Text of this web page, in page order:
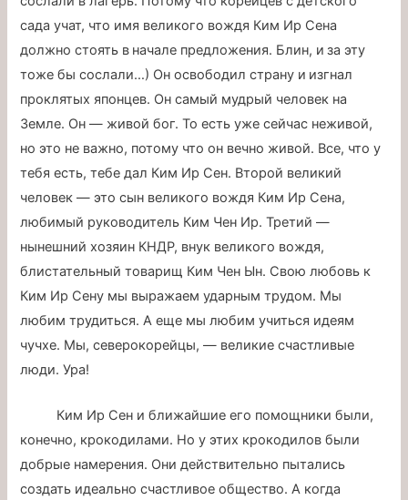
сада учат, что имя великого вождя Ким Ир Сена
должно стоять в начале предложения. Блин, и за эту
тоже бы сослали…) Он освободил страну и изгнал
проклятых японцев. Он самый мудрый человек на
Земле. Он — живой бог. То есть уже сейчас неживой,
но это не важно, потому что он вечно живой. Все, что у
тебя есть, тебе дал Ким Ир Сен. Второй великий
человек — это сын великого вождя Ким Ир Сена,
любимый руководитель Ким Чен Ир. Третий —
нынешний хозяин КНДР, внук великого вождя,
блистательный товарищ Ким Чен Ын. Свою любовь к
Ким Ир Сену мы выражаем ударным трудом. Мы
любим трудиться. А еще мы любим учиться идеям
чучхе. Мы, северокорейцы, — великие счастливые
люди. Ура!
Ким Ир Сен и ближайшие его помощники были,
конечно, крокодилами. Но у этих крокодилов были
добрые намерения. Они действительно пытались
создать идеально счастливое общество. А когда